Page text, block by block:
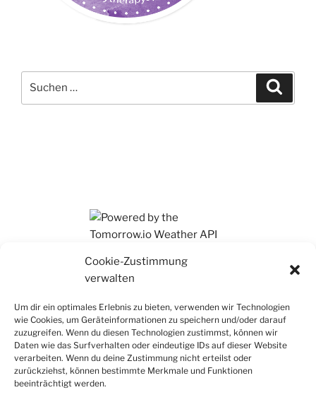
Cookie-Zustimmung
verwalten
Um dir ein optimales Erlebnis zu bieten, verwenden wir Technologien
wie Cookies, um Geräteinformationen zu speichern und/oder darauf
zuzugreifen. Wenn du diesen Technologien zustimmst, können wir
Daten wie das Surfverhalten oder eindeutige IDs auf dieser Website
verarbeiten. Wenn du deine Zustimmung nicht erteilst oder
zurückziehst, können bestimmte Merkmale und Funktionen
beeinträchtigt werden.
nach: